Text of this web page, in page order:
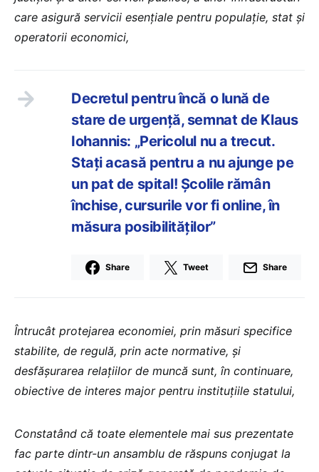
care asigură servicii esențiale pentru populație, stat și
operatorii economici,
Decretul pentru încă o lună de
stare de urgență, semnat de Klaus
Iohannis: „Pericolul nu a trecut.
Stați acasă pentru a nu ajunge pe
un pat de spital! Școlile rămân
închise, cursurile vor fi online, în
măsura posibilităților”
Share Tweet Share
Întrucât protejarea economiei, prin măsuri specifice
stabilite, de regulă, prin acte normative, și
desfășurarea relațiilor de muncă sunt, în continuare,
obiective de interes major pentru instituțiile statului,
Constatând că toate elementele mai sus prezentate
fac parte dintr-un ansamblu de răspuns conjugat la